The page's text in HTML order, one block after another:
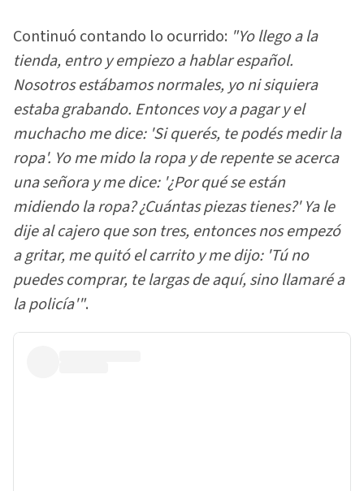
Continuó contando lo ocurrido: "Yo llego a la
tienda, entro y empiezo a hablar español.
Nosotros estábamos normales, yo ni siquiera
estaba grabando. Entonces voy a pagar y el
muchacho me dice: 'Si querés, te podés medir la
ropa'. Yo me mido la ropa y de repente se acerca
una señora y me dice: '¿Por qué se están
midiendo la ropa? ¿Cuántas piezas tienes?' Ya le
dije al cajero que son tres, entonces nos empezó
a gritar, me quitó el carrito y me dijo: 'Tú no
puedes comprar, te largas de aquí, sino llamaré a
la policía'".